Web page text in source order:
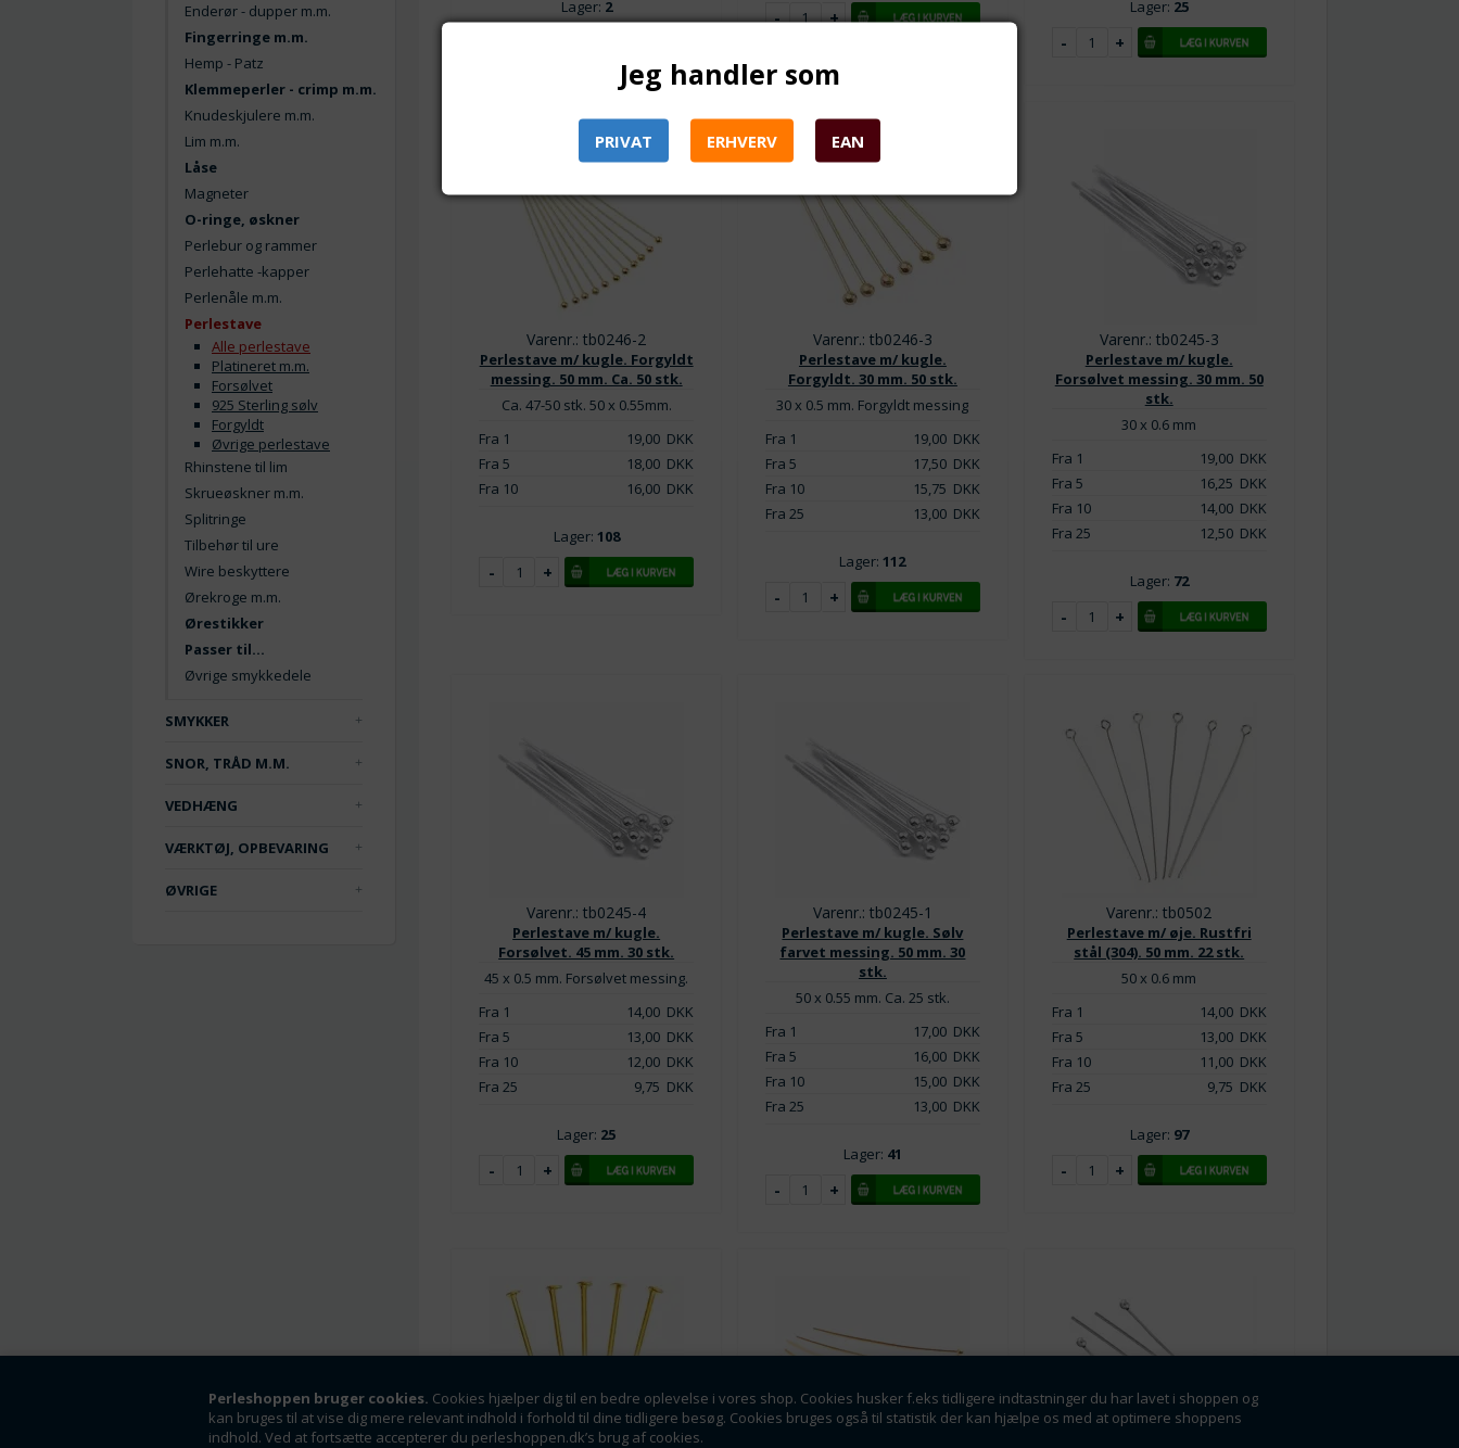
Perleshoppen bruger cookies. Cookies hjælper dig til en bedre oplevelse i vores shop. Cookies husker f.eks tidligere indtastninger du har lavet i shoppen og
kan bruges til at vise dig mere relevant indhold i forhold til dine tidligere besøg. Cookies bruges også til statistik der kan hjælpe os med at optimere shoppens
indhold. Ved at fortsætte accepterer du perleshoppen.dk’s brug af cookies.
Enderør - dupper m.m.
Fingerringe m.m.
Hemp - Patz
Klemmeperler - crimp m.m.
Knudeskjulere m.m.
Lim m.m.
Låse
Magneter
O-ringe, øskner
Perlebur og rammer
Perlehatte -kapper
Perlenåle m.m.
Perlestave
Alle perlestave
Platineret m.m.
Forsølvet
925 Sterling sølv
Forgyldt
Øvrige perlestave
Rhinstene til lim
Skrueøskner m.m.
Splitringe
Tilbehør til ure
Wire beskyttere
Ørekroge m.m.
Ørestikker
Passer til...
Øvrige smykkedele
SMYKKER
SNOR, TRÅD M.M.
VEDHÆNG
VÆRKTØJ, OPBEVARING
ØVRIGE
Lager: 2 Lager: 25
Varenr.: tb0246-2
Perlestave m/ kugle. Forgyldt
messing. 50 mm. Ca. 50 stk.
Ca. 47-50 stk. 50 x 0.55mm.
Fra 1
19,00 DKK
Fra 5
18,00 DKK
Fra 10
16,00 DKK
Lager: 108
Varenr.: tb0246-3
Perlestave m/ kugle.
Forgyldt. 30 mm. 50 stk.
30 x 0.5 mm. Forgyldt messing
Fra 1
19,00DKK
Fra 5
17,50DKK
Fra 10
15,75 DKK
Fra 25
13,00DKK
Lager:112
Varenr.: tb0245-3
Perlestave m/ kugle.
Forsølvet messing. 30 mm. 50
stk.
30 x 0.6 mm
Fra 1
19,00DKK
Fra 5
16,25 DKK
Fra 10
14,00DKK
Fra 25
12,50DKK
Lager: 72
Varenr.: tb0245-4
Perlestave m/ kugle.
Forsølvet. 45 mm. 30 stk.
45 x 0.5 mm. Forsølvet messing.
Fra 1
14,00 DKK
Fra 5
13,00 DKK
Fra 10
12,00 DKK
Fra 25
9,75 DKK
Lager: 25
Varenr.: tb0245-1
Perlestave m/ kugle. Sølv
farvet messing. 50 mm. 30
stk.
50 x 0.55 mm. Ca. 25 stk.
Fra 1
17,00DKK
Fra 5
16,00DKK
Fra 10
15,00DKK
Fra 25
13,00DKK
Lager: 41
Varenr.: tb0502
Perlestave m/ øje. Rustfri
stål (304). 50 mm. 22 stk.
50 x 0.6 mm
Fra 1
14,00DKK
Fra 5
13,00DKK
Fra 10
11,00DKK
Fra 25
9,75 DKK
Lager: 97
Jeg handler som
PRIVAT ERHVERV EAN